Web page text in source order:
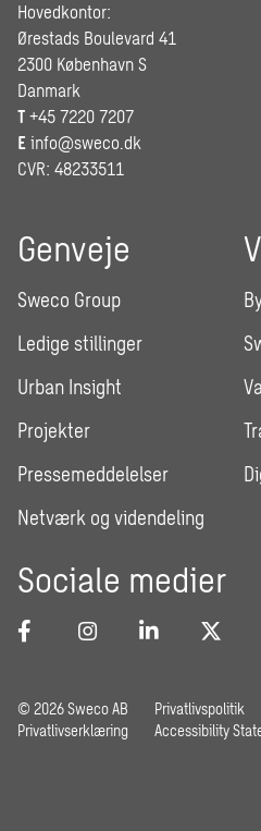
Hovedkontor:
Ørestads Boulevard 41
2300 København S
Danmark
T +45 7220 7207
E info@sweco.dk
CVR: 48233511
Genveje
Sweco Group
Ledige stillinger
Urban Insight
Projekter
Pressemeddelelser
Netværk og videndeling
Sociale medier
© 2026 Sweco AB Privatlivspolitik
Privatlivserklæring
Accessibility